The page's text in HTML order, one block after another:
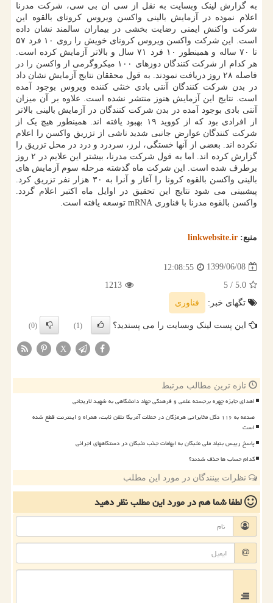
به گزارش لینک وبسایت به نقل از سی ان بی سی، شرکت مدرنا
اعلام نموده در آزمایش بالینی واکسن ویروس کرونای بالقوه این
شرکت واکنش ایمنی رضایت بخشی در بیماران سالمند نشان داده
است. این شرکت واکسن ویروس کرونای خویش را روی ۱۰ فرد ۵۷
تا ۷۰ ساله و همینطور ۱۰ فرد ۷۱ سال و بالاتر آزمایش کرده است.
هر کدام از شرکت کنندگان دوزهای ۱۰۰ میکروگرمی از واکسن را در
فاصله ۲۸ روز دریافت نمودند. به قول محققان نتایج آزمایش نشان داد
در بدن شرکت کنندگان آنتی بادی خنثی کننده ویروس بوجود آمده
است. نتایج این آزمایش هنوز منتشر نشده است. علاوه بر آن میزان
آنتی بادی بوجود آمده در بدن شرکت کنندگان در آزمایش بالینی بالاتر
از افرادی بود که از کووید ۱۹ بهبود یافته اند. همینطور هیچ یک از
شرکت کنندگان عوارض جانبی شدید ناشی از تزریق واکسن را اعلام
نکرده اند. بعضی از آنها خستگی، لرز، سردرد و درد در محل تزریق را
گزارش کرده اند. اما به قول شرکت مدرنا، بیشتر این علایم در ۲ روز
برطرف شده است. این شرکت ماه گذشته مرحله سوم آزمایش های
بالینی واکسن بالقوه کرونا را آغاز و آنرا به ۳۰ هزار نفر تزریق کرد.
پیشبینی می شود نتایج این تحقیق در اوایل ماه اکتبر اعلام گردد.
واکسن بالقوه مدرنا با فناوری mRNA توسعه یافته است.
منبع: linkwebsite.ir
1399/06/08
12:08:55
5.0
/ 5
1213
تگهای خبر:
فناوری
این پست لینک وبسایت را می پسندید؟ (1)
(0)
X
تازه ترین مطالب مرتبط
اهدای جایزه چهره برجسته علمی و فرهنگی جهاد دانشگاهی به شهید لاریجانی
صدمه به ۱۱۶ دکل مخابراتی هرمزگان در حملات آمریکا تلفن ثابت، همراه و اینترنت قطع شده
است
پاسخ رییس بنیاد ملی نخبگان به ابهامات جذب نخبگان در دستگاههای اجرائی
کدام حساب ها حذف شدند؟
نظرات بینندگان در مورد این مطلب
لطفا شما همدر مورد این مطلبنظر دهید